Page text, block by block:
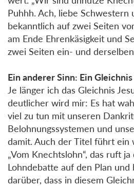
Puhhh. Ach, liebe Schwestern
bekanntlich auf zwei Seiten
am Ende Ehrenkäsigkeit und
zwei Seiten ein- und
Ein anderer Sinn: Ein
Je länger ich das Gleichnis
deutlicher wird mir: Es hat
viel zu tun mit unseren
Belohnungssystemen und
damit. Auch der Titel führt ein
„Vom Knechtslohn“, das ruft ja
Lohndebatte auf den Plan
darüber, dass in diesem